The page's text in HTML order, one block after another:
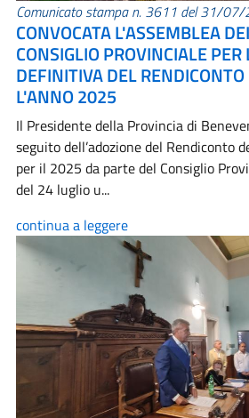
Comunicato stampa n. 3611 del 31/
CONVOCATA L'ASSEMBLEA
CONSIGLIO PROVINCIALE
DEFINITIVA DEL
L'ANNO 2025
Il Presidente della Provincia di
seguito dell’adozione del Rendiconto
per il 2025 da parte del Consiglio
del 24 luglio u...
continua a leggere